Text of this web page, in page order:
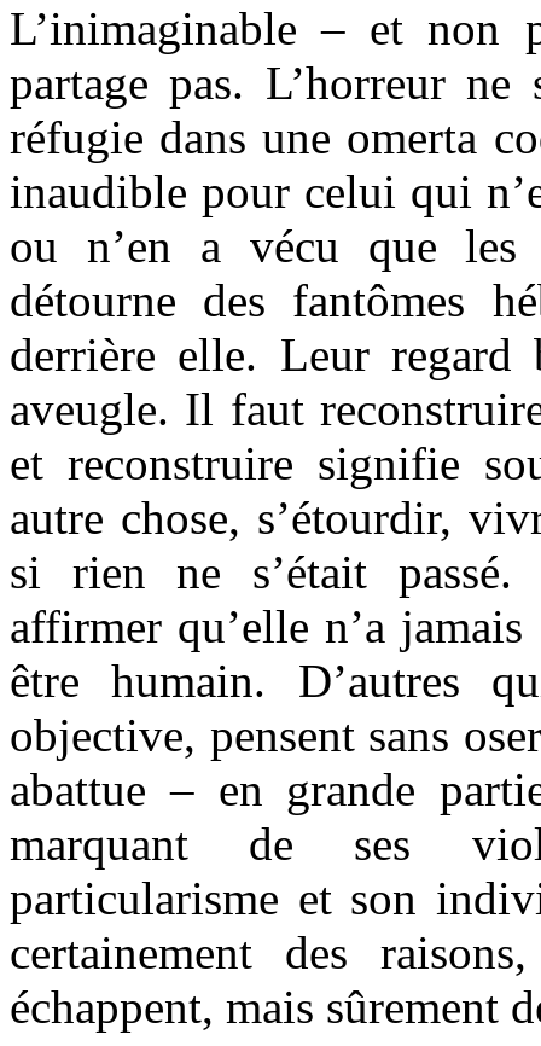
L’inimaginable – et non
partage pas. L’horreur
réfugie dans une omerta
inaudible pour celui qui
ou n’en a vécu que
détourne des fantômes
derrière elle. Leur
aveugle. Il faut
et reconstruire signifie
autre chose, s’étourdir,
si rien ne s’était passé.
affirmer qu’elle n’a
être humain. D’autres
objective, pensent sans
abattue – en grande
marquant de ses
particularisme et son
certainement des
échappent, mais sûrement